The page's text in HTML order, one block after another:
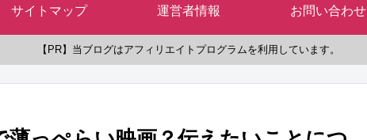
サイトマップ 運営者情報 お問い合わせ
【PR】当ブログはアフィリエイトプログラムを利用しています。